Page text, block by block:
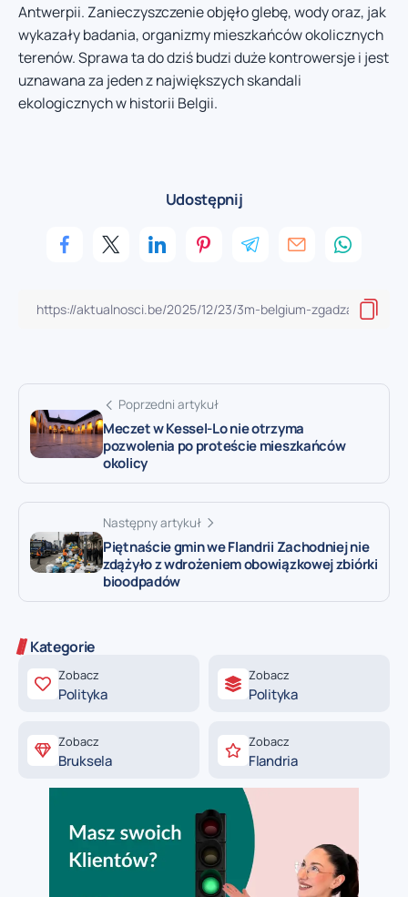
Antwerpii. Zanieczyszczenie objęło glebę, wody oraz, jak
wykazały badania, organizmy mieszkańców okolicznych
terenów. Sprawa ta do dziś budzi duże kontrowersje i jest
uznawana za jeden z największych skandali
ekologicznych w historii Belgii.
Udostępnij
Poprzedni artykuł
Meczet w Kessel-Lo nie otrzyma
pozwolenia po proteście mieszkańców
okolicy
Następny artykuł
Piętnaście gmin we Flandrii Zachodniej nie
zdążyło z wdrożeniem obowiązkowej zbiórki
bioodpadów
Kategorie
Zobacz
Polityka
Zobacz
Polityka
Zobacz
Bruksela
Zobacz
Flandria